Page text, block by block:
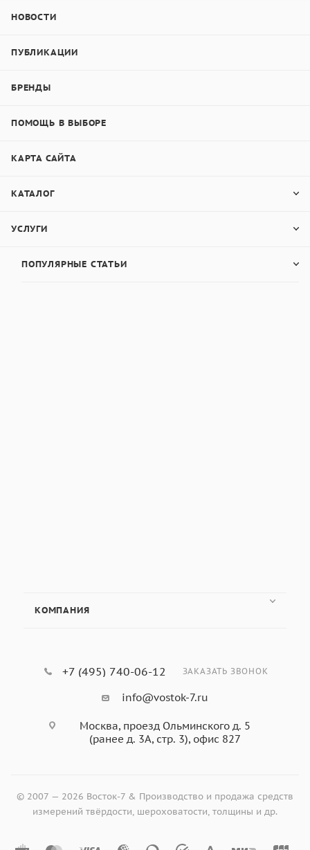
НОВОСТИ
ПУБЛИКАЦИИ
БРЕНДЫ
ПОМОЩЬ В ВЫБОРЕ
КАРТА САЙТА
КАТАЛОГ
УСЛУГИ
ПОПУЛЯРНЫЕ СТАТЬИ
КОМПАНИЯ
+7 (495) 740-06-12 ЗАКАЗАТЬ ЗВОНОК
info@vostok-7.ru
Москва, проезд Ольминского д. 5
(ранее д. 3А, стр. 3), офис 827
© 2007 — 2026 Восток-7 & Производство и продажа средств
измерений твёрдости, шероховатости, толщины и др.